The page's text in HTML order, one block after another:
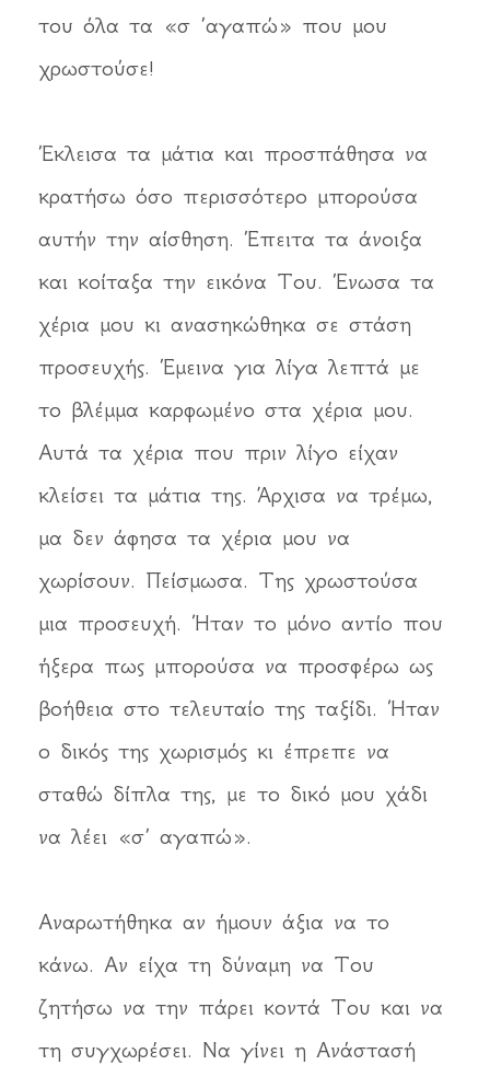
του όλα τα «σ ’αγαπώ» που μου
χρωστούσε!
Έκλεισα τα μάτια και προσπάθησα να
κρατήσω όσο περισσότερο μπορούσα
αυτήν την αίσθηση. Έπειτα τα άνοιξα
και κοίταξα την εικόνα Του. Ένωσα τα
χέρια μου κι ανασηκώθηκα σε στάση
προσευχής. Έμεινα για λίγα λεπτά με
το βλέμμα καρφωμένο στα χέρια μου.
Αυτά τα χέρια που πριν λίγο είχαν
κλείσει τα μάτια της. Άρχισα να τρέμω,
μα δεν άφησα τα χέρια μου να
χωρίσουν. Πείσμωσα. Της χρωστούσα
μια προσευχή. Ήταν το μόνο αντίο που
ήξερα πως μπορούσα να προσφέρω ως
βοήθεια στο τελευταίο της ταξίδι. Ήταν
ο δικός της χωρισμός κι έπρεπε να
σταθώ δίπλα της, με το δικό μου χάδι
να λέει «σ’ αγαπώ».
Αναρωτήθηκα αν ήμουν άξια να το
κάνω. Αν είχα τη δύναμη να Του
ζητήσω να την πάρει κοντά Του και να
τη συγχωρέσει. Να γίνει η Ανάστασή